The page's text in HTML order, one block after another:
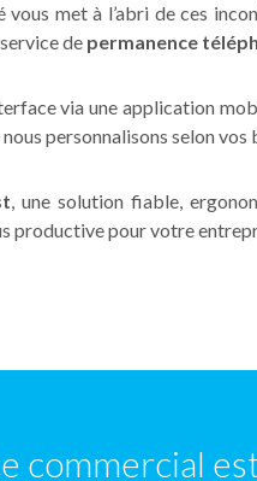
met à l’abri de ces
de permanence
via une application
personnalisons selon
, une solution fiable,
productive pour votre
commercial